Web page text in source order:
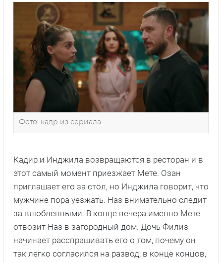
Фото: кадр из сериала
Кадир и Инджила возвращаются в ресторан и в
этот самый момент приезжает Мете. Озан
приглашает его за стол, но Инджила говорит, что
мужчине пора уезжать. Наз внимательно следит
за влюбленными. В конце вечера именно Мете
отвозит Наз в загородный дом. Дочь Филиз
начинает расспрашивать его о том, почему он
так легко согласился на развод, в конце концов,